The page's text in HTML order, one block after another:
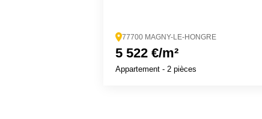
77700 MAGNY-LE-HONGRE
5 522 €/m²
Appartement - 2 pièces